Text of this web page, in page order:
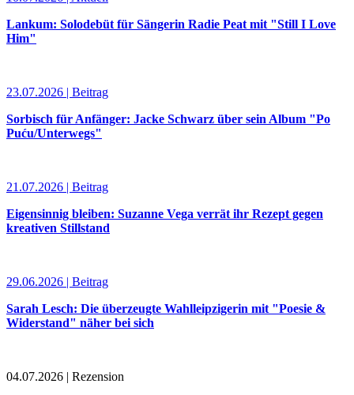
Lankum: Solodebüt für Sängerin Radie Peat mit "Still I Love
Him"
23.07.2026 | Beitrag
Sorbisch für Anfänger: Jacke Schwarz über sein Album "Po
Puću/Unterwegs"
21.07.2026 | Beitrag
Eigensinnig bleiben: Suzanne Vega verrät ihr Rezept gegen
kreativen Stillstand
29.06.2026 | Beitrag
Sarah Lesch: Die überzeugte Wahlleipzigerin mit "Poesie &
Widerstand" näher bei sich
04.07.2026 | Rezension